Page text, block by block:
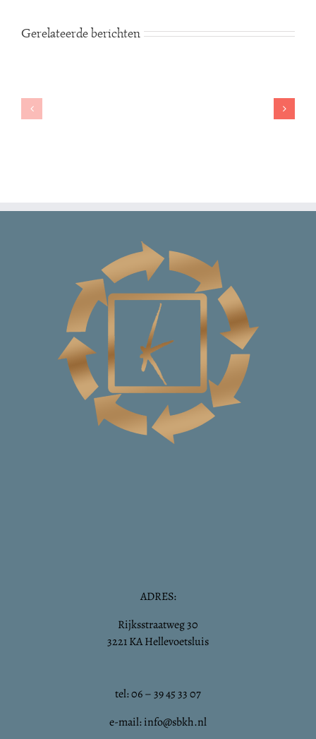
Gerelateerde berichten
ADRES:
Rijksstraatweg 30
3221 KA Hellevoetsluis
tel: 06 – 39 45 33 07
e-mail: info@sbkh.nl